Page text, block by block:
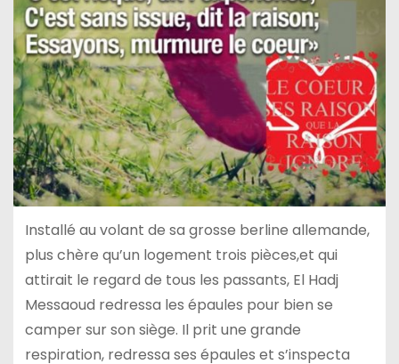
Installé au volant de sa grosse berline allemande,
plus chère qu’un logement trois pièces,et qui
attirait le regard de tous les passants, El Hadj
Messaoud redressa les épaules pour bien se
camper sur son siège. Il prit une grande
respiration, redressa ses épaules et s’inspecta